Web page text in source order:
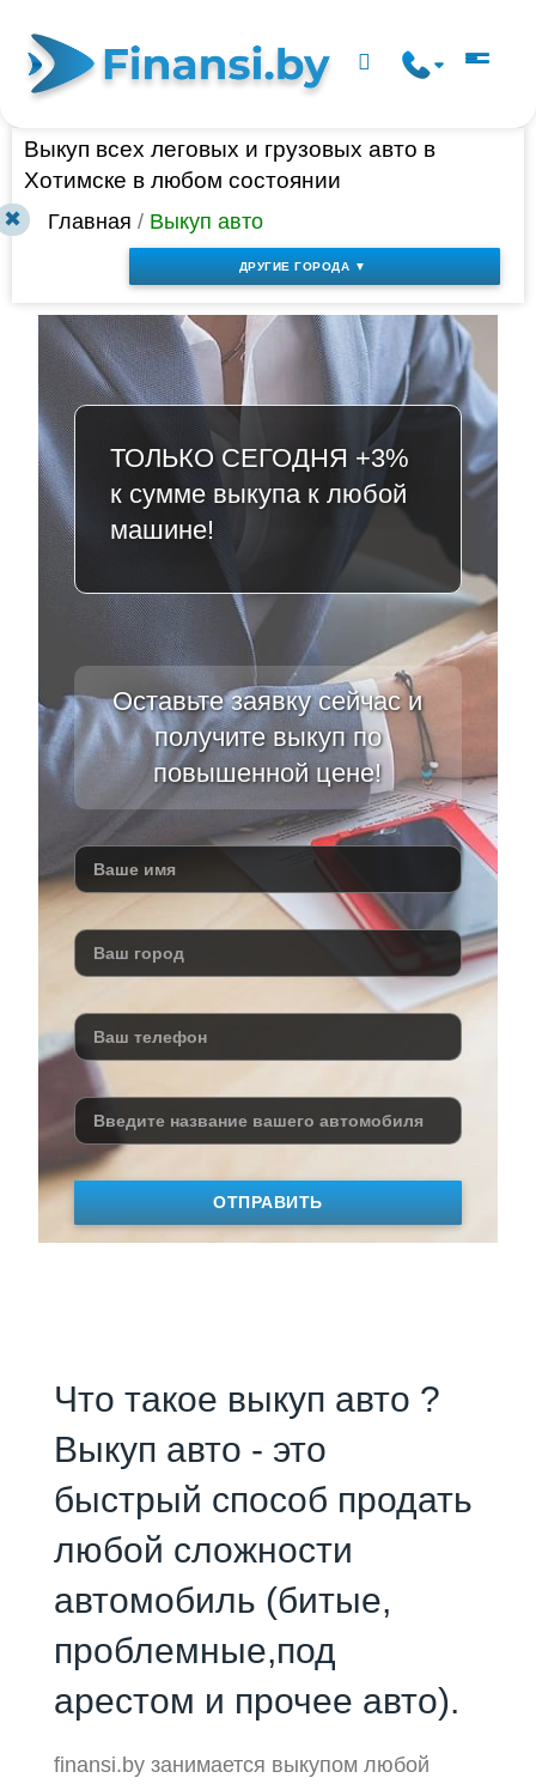
✖
Выкуп всех леговых и грузовых авто в
Хотимске в любом состоянии
Главная / Выкуп авто
ДРУГИЕ ГОРОДА ▼
ТОЛЬКО СЕГОДНЯ +3%
к сумме выкупа к любой
машине!
Оставьте заявку сейчас и
получите выкуп по
повышенной цене!
ОТПРАВИТЬ
Что такое выкуп авто ?
Выкуп авто - это
быстрый способ продать
любой сложности
автомобиль (битые,
проблемные,под
арестом и прочее авто).
finansi.by занимается выкупом любой